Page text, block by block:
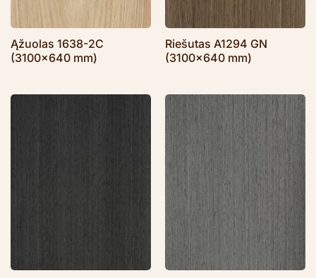
Ąžuolas 1638-2C
(3100×640 mm)
Riešutas A1294 GN
(3100×640 mm)